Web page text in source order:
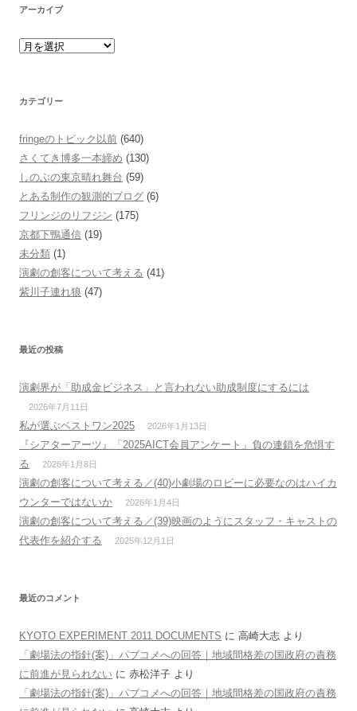
アーカイブ
カテゴリー
fringeのトピック以前 (640)
さくてき博多一本締め (130)
しのぶの東京晴れ舞台 (59)
とある制作の観測的ブログ (6)
フリンジのリフジン (175)
京都下鴨通信 (19)
未分類 (1)
演劇の創客について考える (41)
紫川子連れ狼 (47)
最近の投稿
演劇界が「助成金ビジネス」と言われない助成制度にするには
2026年7月11日
私が選ぶベストワン2025 2026年1月13日
『シアターアーツ』「2025AICT会員アンケート」負の連鎖を危惧す
る
2026年1月8日
演劇の創客について考える／(40)小劇場のロビーに必要なのはハイカ
ウンターではないか
2026年1月4日
演劇の創客について考える／(39)映画のようにスタッフ・キャストの
代表作を紹介する
2025年12月1日
最近のコメント
KYOTO EXPERIMENT 2011 DOCUMENTS に 高崎大志 より
「劇場法の指針(案)」パブコメへの回答｜地域間格差の国政府の責務
に前進が見られない に 赤松洋子 より
「劇場法の指針(案)」パブコメへの回答｜地域間格差の国政府の責務